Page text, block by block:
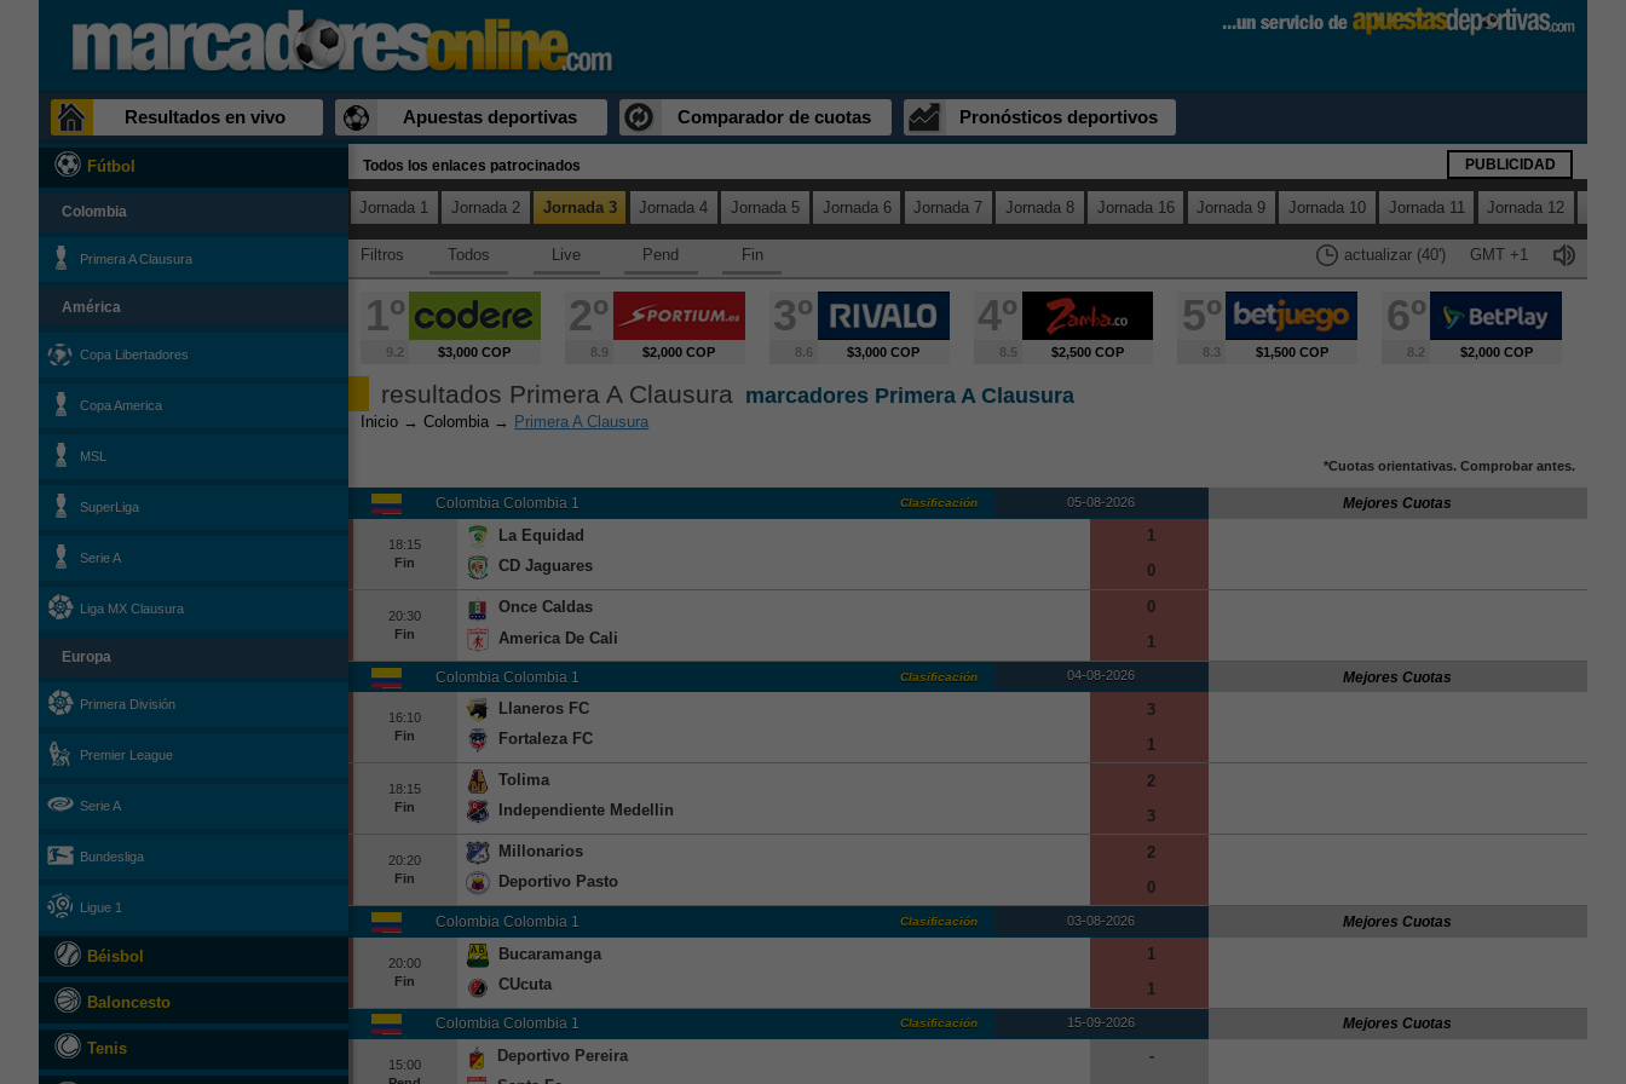
Resultados en vivo Apuestas deportivas Comparador de cuotas Pronósticos deportivos
Fútbol
Colombia
Primera A Clausura
América
Copa Libertadores
Copa America
MSL
SuperLiga
Serie A
Liga MX Clausura
Europa
Primera División
Premier League
Serie A
Bundesliga
Ligue 1
Béisbol
Baloncesto
Tenis
Todos los enlaces patrocinados PUBLICIDAD
Jornada 1 Jornada 2 Jornada 3 Jornada 4 Jornada 5 Jornada 6 Jornada 7 Jornada 8 Jornada 16 Jornada 9 Jornada 10 Jornada 11 Jornada 12
Filtros Todos Live Pend Fin GMT +1
actualizar (40')
1º
9.2 $3,000 COP
2º
8.9 $2,000 COP
3º
8.6 $3,000 COP
4º
8.5 $2,500 COP
5º
8.3 $1,500 COP
6º
8.2 $2,000 COP
resultados Primera A Clausura marcadores Primera A Clausura
Inicio →Colombia → Primera A Clausura
*Cuotas orientativas. Comprobar antes.
ColombiaColombia 1 Mejores Cuotas
05-08-2026
Clasificación
18:15
Fin
La Equidad
CD Jaguares
1
0
20:30
Fin
Once Caldas
America De Cali
0
1
Colombia Colombia 1 Mejores Cuotas
04-08-2026
Clasificación
16:10
Fin
Llaneros FC
Fortaleza FC
3
1
18:15
Fin
Tolima
Independiente Medellin
2
3
20:20
Fin
Millonarios
Deportivo Pasto
2
0
ColombiaColombia 1 Mejores Cuotas
03-08-2026
Clasificación
20:00
Fin
Bucaramanga
CUcuta
1
1
ColombiaColombia 1 Mejores Cuotas
15-09-2026
Clasificación
15:00
Deportivo Pereira
-